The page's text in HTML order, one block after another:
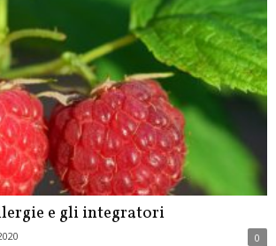
e gli integratori
0